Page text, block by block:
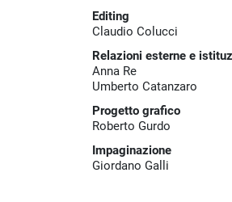
Editing
Claudio Colucci
Relazioni esterne e
Anna Re
Umberto Catanzaro
Progetto grafico
Roberto Gurdo
Impaginazione
Giordano Galli